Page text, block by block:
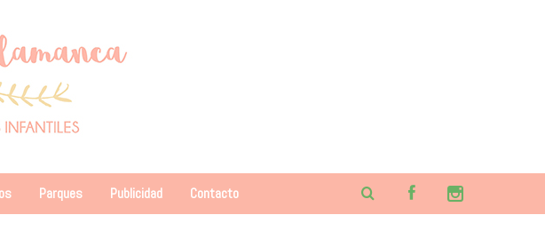
Parques Publicidad Contacto